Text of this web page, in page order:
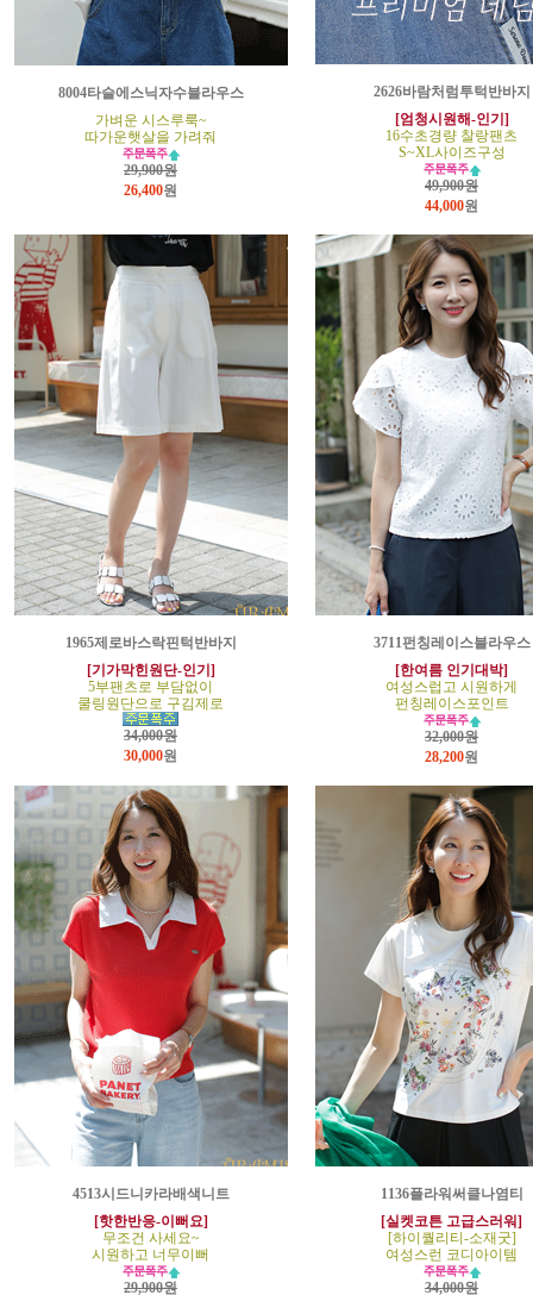
8004타슬에스닉자수블라우스
가벼운 시스루룩~
따가운햇살을 가려줘
29,900원
26,400원
2626바람처럼투턱반바지
[엄청시원해-인기]
16수초경량 찰랑팬츠
S~XL사이즈구성
49,900원
44,000원
1965제로바스락핀턱반바지
[기가막힌원단-인기]
5부팬츠로 부담없이
쿨링원단으로 구김제로
34,000원
30,000원
3711펀칭레이스블라우스
[한여름 인기대박]
여성스럽고 시원하게
펀칭레이스포인트
32,000원
28,200원
4513시드니카라배색니트
[핫한반응-이뻐요]
무조건 사세요~
시원하고 너무이뻐
29,900원
1136플라워써클나염티
[실켓코튼 고급스러워]
[하이퀄리티-소재굿]
여성스런 코디아이템
34,000원